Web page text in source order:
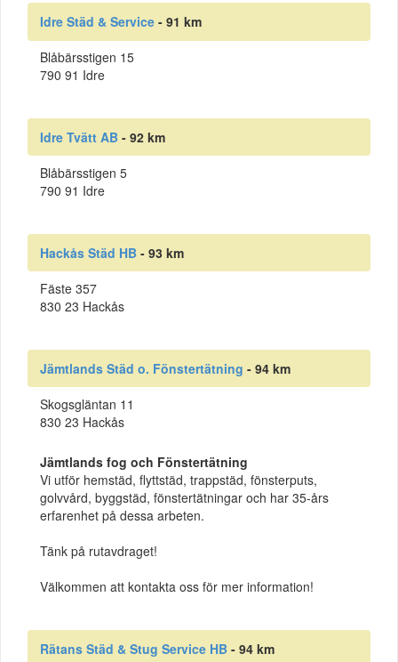
Idre Städ & Service - 91 km
Blåbärsstigen 15
790 91 Idre
Idre Tvätt AB - 92 km
Blåbärsstigen 5
790 91 Idre
Hackås Städ HB - 93 km
Fäste 357
830 23 Hackås
Jämtlands Städ o. Fönstertätning - 94 km
Skogsgläntan 11
830 23 Hackås
Jämtlands fog och Fönstertätning
Vi utför hemstäd, flyttstäd, trappstäd, fönsterputs,
golvvård, byggstäd, fönstertätningar och har 35-års
erfarenhet på dessa arbeten.
Tänk på rutavdraget!
Välkommen att kontakta oss för mer information!
Rätans Städ & Stug Service HB - 94 km